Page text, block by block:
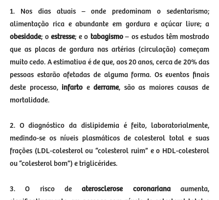
1. Nos dias atuais – onde predominam o sedentarismo;
alimentação rica e abundante em gordura e açúcar livre; a
obesidade; o estresse; e o tabagismo– os estudos têm mostrado
que as placas de gordura nas artérias (circulação) começam
muito cedo. A estimativa é de que, aos 20 anos, cerca de 20% das
pessoas estarão afetadas de alguma forma. Os eventos finais
deste processo, infarto ederrame, são as maiores causas de
mortalidade.
2. O diagnóstico da dislipidemia é feito, laboratorialmente,
medindo-se os níveis plasmáticos de colesterol total e suas
frações (LDL-colesterol ou “colesterol ruim” e o HDL-colesterol
ou “colesterol bom”) e triglicérides.
3. O risco deaterosclerose coronarianaaumenta,